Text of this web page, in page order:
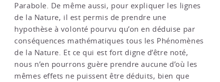
Parabole. De même aussi, pour expliquer les lignes
de la Nature, il est permis de prendre une
hypothèse à volonté pourvu qu’on en déduise par
conséquences mathématiques tous les Phénomènes
de la Nature. Et ce qui est fort digne d’être noté,
nous n’en pourrons guère prendre aucune d’où les
mêmes effets ne puissent être déduits, bien que